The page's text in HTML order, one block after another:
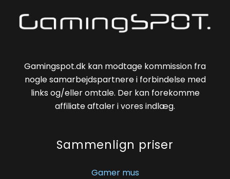
Gamingspot.dk kan modtage kommission fra
nogle samarbejdspartnere i forbindelse med
links og/eller omtale. Der kan forekomme
affiliate aftaler i vores indlæg.
Sammenlign priser
Gamer mus